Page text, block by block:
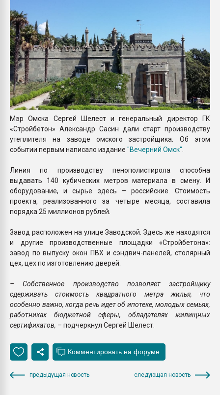
Мэр Омска Сергей Шелест и генеральный директор ГК
«Стройбетон» Александр Сасин дали старт производству
утеплителя на заводе омского застройщика. Об этом
событии первым написало издание "Вечерний Омск".
Линия по производству пенополистирола способна
выдавать 140 кубических метров материала в смену. И
оборудование, и сырье здесь – российские. Стоимость
проекта, реализованного за четыре месяца, составила
порядка 25 миллионов рублей.
Завод расположен на улице Заводской. Здесь же находятся
и другие производственные площадки «Стройбетона»:
завод по выпуску окон ПВХ и сэндвич-панелей, столярный
цех, цех по изготовлению дверей.
– Собственное производство позволяет застройщику
сдерживать стоимость квадратного метра жилья, что
особенно важно, когда речь идет об ипотеке, молодых семьях,
работниках бюджетной сферы, обладателях жилищных
сертификатов, – подчеркнул Сергей Шелест.
предыдущая новость следующая новость